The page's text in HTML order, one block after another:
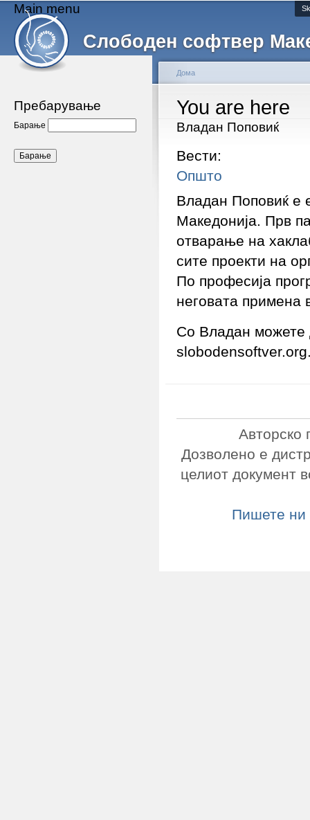
Слободен софтвер
Main menu
Пребарување
Барање
You are here
Дома
Владан Поповиќ
Вести:
Општо
Владан Поповиќ е
Македонија. Прв
отварање на
сите проекти на
По професија
неговата примена
Со Владан можете
Авторско
Дозволено е
целиот документ
Пишете ни